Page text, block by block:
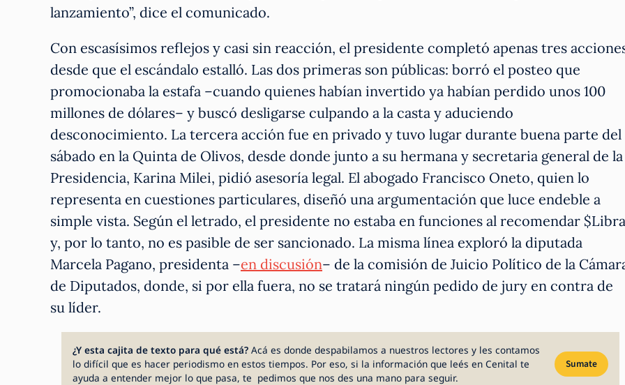
lanzamiento”, dice el comunicado.
Con escasísimos reflejos y casi sin reacción, el presidente completó apenas tres
desde que el escándalo estalló. Las dos primeras son públicas: borró el posteo que
promocionaba la estafa –cuando quienes habían invertido ya habían perdido unos 100
millones de dólares– y buscó desligarse culpando a la casta y aduciendo
desconocimiento. La tercera acción fue en privado y tuvo lugar durante buena parte del
sábado en la Quinta de Olivos, desde donde junto a su hermana y secretaria general de la
Presidencia, Karina Milei, pidió asesoría legal. El abogado Francisco Oneto, quien lo
representa en cuestiones particulares, diseñó una argumentación que luce endeble a
simple vista. Según el letrado, el presidente no estaba en funciones al recomendar $Libra
y, por lo tanto, no es pasible de ser sancionado. La misma línea exploró la diputada
Marcela Pagano, presidenta –en discusión– de la comisión de Juicio Político de la
de Diputados, donde, si por ella fuera, no se tratará ningún pedido de jury en contra de
su líder.
¿Y esta cajita de texto para qué está? Acá es donde despabilamos a nuestros lectores y les contamos
lo difícil que es hacer periodismo en estos tiempos. Por eso, si la información que leés en Cenital te
ayuda a entender mejor lo que pasa, te pedimos que nos des una mano para seguir.
Sumate